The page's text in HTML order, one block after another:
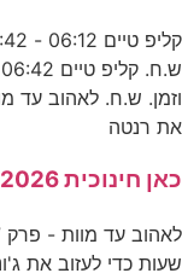
את רנטה
כאן חינוכית 07-08-2026
שעות כדי לעזוב את